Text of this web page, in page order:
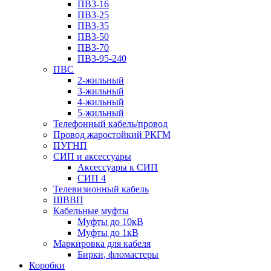
ПВ3-16
ПВ3-25
ПВ3-35
ПВ3-50
ПВ3-70
ПВ3-95-240
ПВС
2-жильный
3-жильный
4-жильный
5-жильный
Телефонный кабель/провод
Провод жаростойкий РКГМ
ПУГНП
СИП и аксессуары
Аксессуары к СИП
СИП 4
Телевизионный кабель
ШВВП
Кабельные муфты
Муфты до 10кВ
Муфты до 1кВ
Маркировка для кабеля
Бирки, фломастеры
Коробки